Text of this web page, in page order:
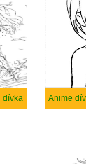
dívka Anime